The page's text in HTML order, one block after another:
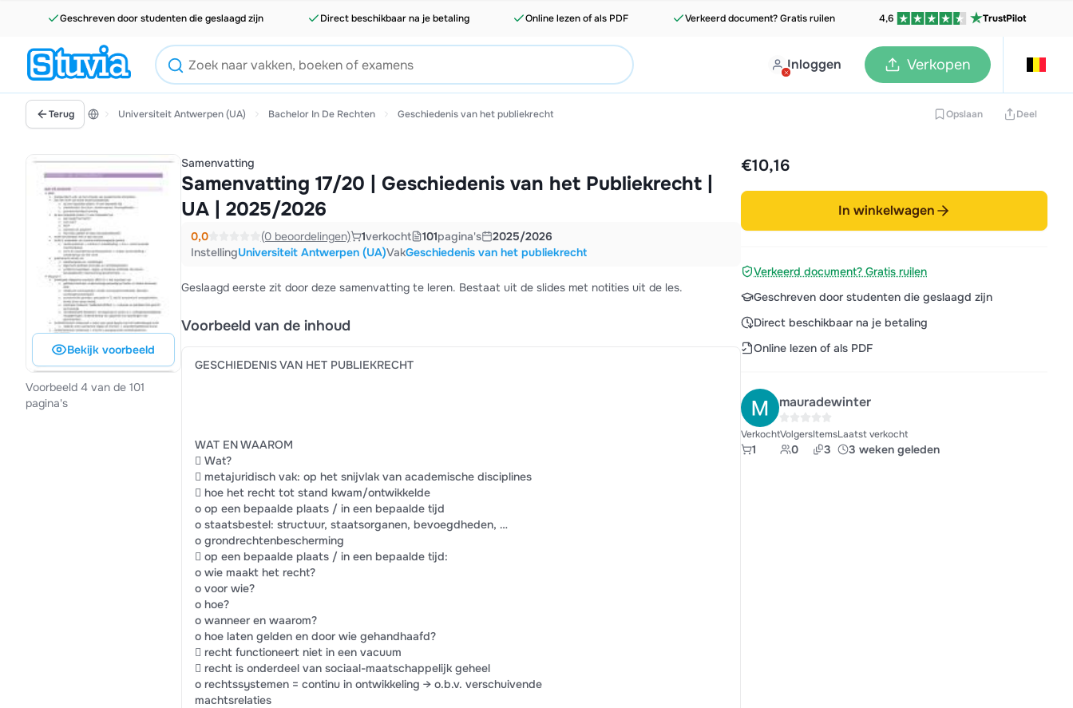
Geschreven door studenten die geslaagd zijn Direct beschikbaar na je betaling Online lezen of als PDF Verkeerd document? Gratis ruilen 4,6 TrustPilot
Inloggen Verkopen
Terug Universiteit Antwerpen (UA) Bachelor In De Rechten Geschiedenis van het publiekrecht Opslaan Deel
Bekijk voorbeeld
Voorbeeld 4 van de 101
pagina's
Samenvatting
Samenvatting 17/20 | Geschiedenis van het Publiekrecht |
UA | 2025/2026
0,0 (0 beoordelingen) 1verkocht 101pagina's
2025/2026
InstellingUniversiteit Antwerpen (UA)VakGeschiedenis van het publiekrecht
Geslaagd eerste zit door deze samenvatting te leren. Bestaat uit de slides met notities uit de les.
Voorbeeld van de inhoud
GESCHIEDENIS VAN HET PUBLIEKRECHT
WAT EN WAAROM
 Wat?
 metajuridisch vak: op het snijvlak van academische disciplines
 hoe het recht tot stand kwam/ontwikkelde
o op een bepaalde plaats / in een bepaalde tijd
o staatsbestel: structuur, staatsorganen, bevoegdheden, …
o grondrechtenbescherming
 op een bepaalde plaats / in een bepaalde tijd:
o wie maakt het recht?
o voor wie?
o hoe?
o wanneer en waarom?
o hoe laten gelden en door wie gehandhaafd?
 recht functioneert niet in een vacuum
 recht is onderdeel van sociaal-maatschappelijk geheel
o rechtssystemen = continu in ontwikkeling → o.b.v. verschuivende
machtsrelaties
€10,16
In winkelwagen
Verkeerd document? Gratis ruilen
Geschreven door studenten die geslaagd zijn
Direct beschikbaar na je betaling
Online lezen of als PDF
mauradewinter
Verkocht
1
Volgers
0
Items
3
Laatst verkocht
3 weken geleden